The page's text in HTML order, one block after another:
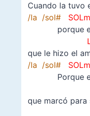
Cuando la tuvo
/la /sol#
porque el
que le hizo el
/la /sol#
Porque ella
que marcó para